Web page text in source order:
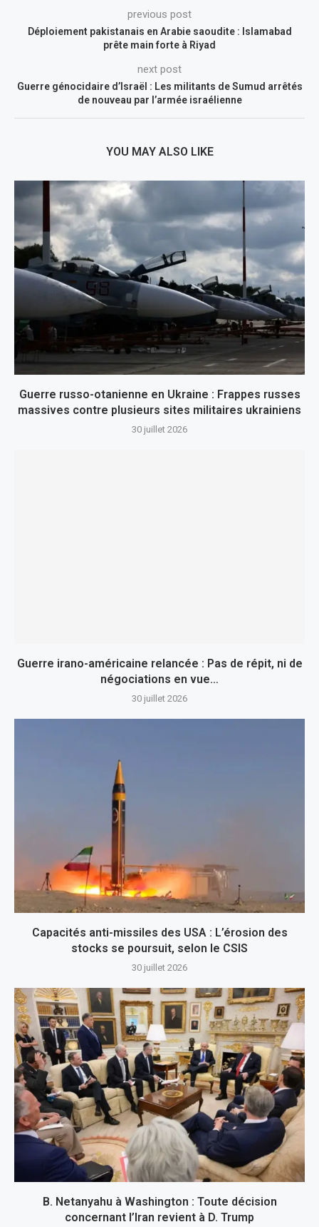
previous post
Déploiement pakistanais en Arabie saoudite : Islamabad
prête main forte à Riyad
next post
Guerre génocidaire d’Israël : Les militants de Sumud arrêtés
de nouveau par l’armée israélienne
YOU MAY ALSO LIKE
Guerre russo-otanienne en Ukraine : Frappes russes
massives contre plusieurs sites militaires ukrainiens
30 juillet 2026
Guerre irano-américaine relancée : Pas de répit, ni de
négociations en vue…
30 juillet 2026
Capacités anti-missiles des USA : L’érosion des
stocks se poursuit, selon le CSIS
30 juillet 2026
B. Netanyahu à Washington : Toute décision
concernant l’Iran revient à D. Trump